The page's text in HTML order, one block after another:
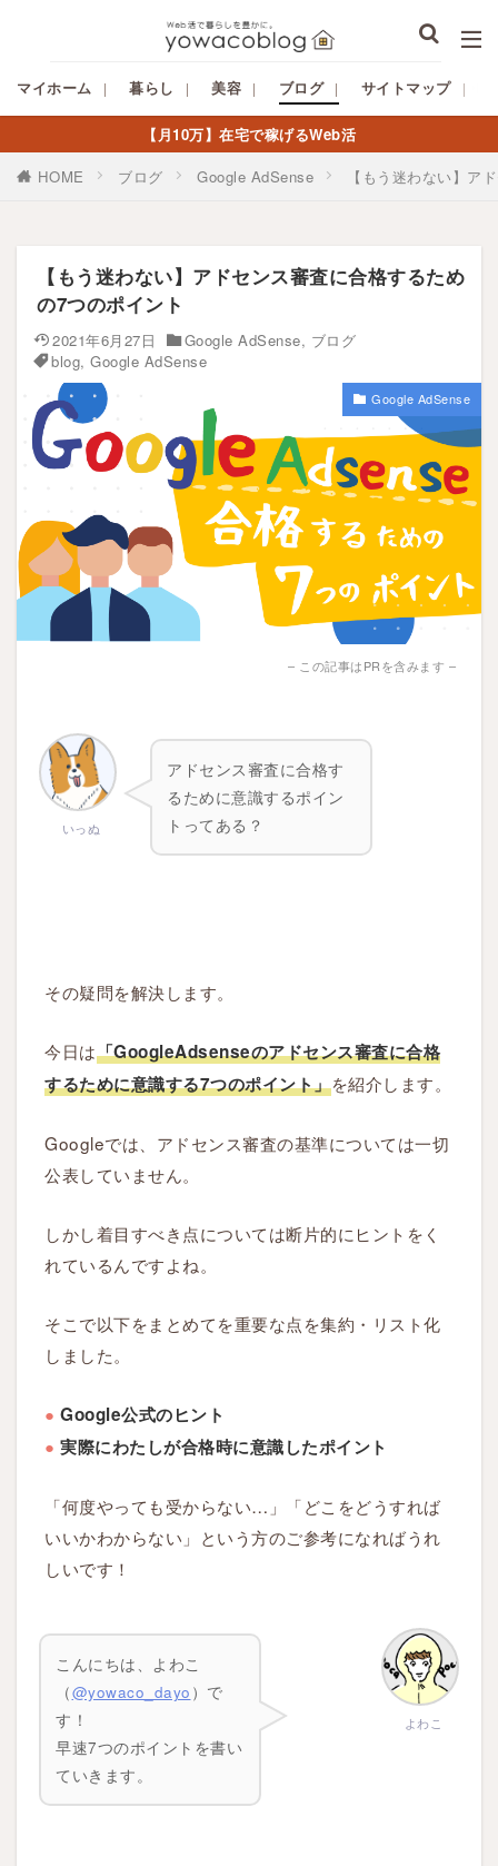
マイホーム 暮らし 美容 ブログ サイトマップ
【月10万】在宅で稼げるWeb活
HOME
ブログ Google AdSense 【もう迷わない】ア
【もう迷わない】アドセンス審査に合格するため
の7つのポイント
2021年6月27日 Google AdSense, ブログ
blog, Google AdSense
Google AdSense
– この記事はPRを含みます –
いっぬ
アドセンス審査に合格す
るために意識するポイン
ト ってある？
その疑問を解決します。
今日は「GoogleAdsenseのアドセンス審査に合格
するために意識する7つのポイント」を紹介します。
Googleでは、アドセンス審査の基準については一切
公表していません。
しかし着目すべき点については断片的にヒントをく
れているんですよね。
そこで以下をまとめてを重要な点を集約・リスト化
しました。
● Google公式のヒント
● 実際にわたしが合格時に意識したポイント
「何度やっても受からない…」「どこをどうすれば
いいかわからない」という方のご参考になればうれ
しいです！
よわこ
こんにちは、よわこ
（@yowaco_dayo ）で
す！
早速7つのポイントを書い
ていきます。